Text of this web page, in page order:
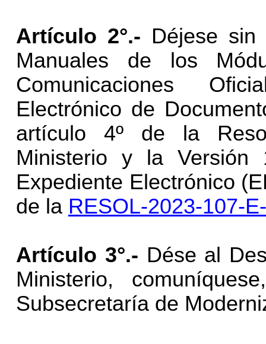
Artículo 2°.- Déjese
Manuales de los
Comunicaciones
Electrónico de
artículo 4º de la
Ministerio y la Versión
Expediente Electrónico
de la RESOL-2023-107-
Artículo 3°.- Dése al
Ministerio,
Subsecretaría de